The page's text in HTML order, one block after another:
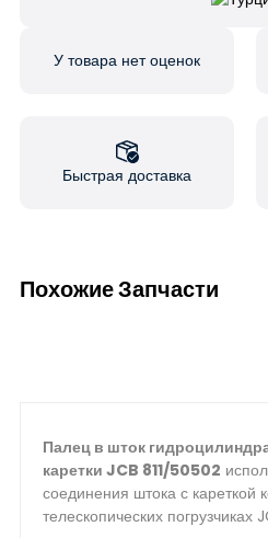
У товара нет оценок
Быстрая доставка
Похожие Запчасти
Палец в шток
каретки JCB 811/50502
соединения штока с кареткой
телескопических погрузчиках